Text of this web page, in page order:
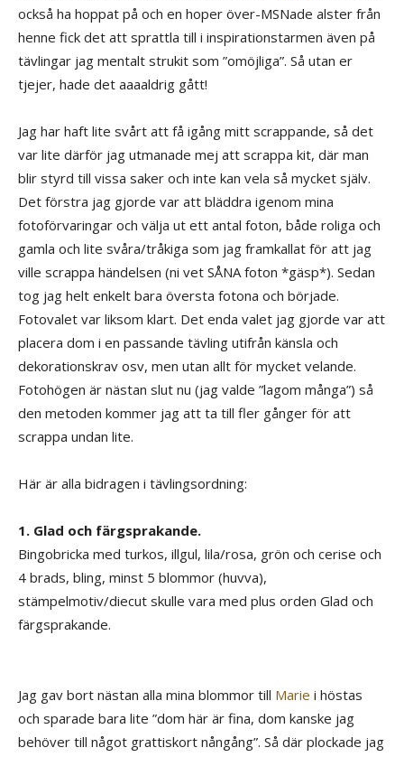
också ha hoppat på och en hoper över-MSNade alster från
henne fick det att sprattla till i inspirationstarmen även på
tävlingar jag mentalt strukit som ”omöjliga”. Så utan er
tjejer, hade det aaaaldrig gått!
Jag har haft lite svårt att få igång mitt scrappande, så det
var lite därför jag utmanade mej att scrappa kit, där man
blir styrd till vissa saker och inte kan vela så mycket själv.
Det förstra jag gjorde var att bläddra igenom mina
fotoförvaringar och välja ut ett antal foton, både roliga och
gamla och lite svåra/tråkiga som jag framkallat för att jag
ville scrappa händelsen (ni vet SÅNA foton *gäsp*). Sedan
tog jag helt enkelt bara översta fotona och började.
Fotovalet var liksom klart. Det enda valet jag gjorde var att
placera dom i en passande tävling utifrån känsla och
dekorationskrav osv, men utan allt för mycket velande.
Fotohögen är nästan slut nu (jag valde ”lagom många”) så
den metoden kommer jag att ta till fler gånger för att
scrappa undan lite.
Här är alla bidragen i tävlingsordning:
1. Glad och färgsprakande.
Bingobricka med turkos, illgul, lila/rosa, grön och cerise och
4 brads, bling, minst 5 blommor (huvva),
stämpelmotiv/diecut skulle vara med plus orden Glad och
färgsprakande.
Jag gav bort nästan alla mina blommor till Marie i höstas
och sparade bara lite ”dom här är fina, dom kanske jag
behöver till något grattiskort nångång”. Så där plockade jag